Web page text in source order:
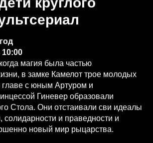
магия была частью
в замке Камелот трое молодых
с юным Артуром и
Гиневер образовали
Стола. Они отстаивали сви идеалы
солидарности и праведности и
новый мир рыцарства.